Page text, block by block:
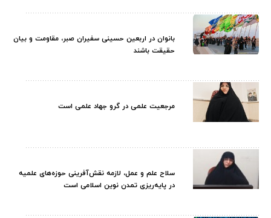
بانوان در اربعین حسینی سفیران صبر، مقاومت و بیان
حقیقت باشند
مرجعیت علمی در گرو جهاد علمی است
سلاح علم و عمل، لازمه نقش‌آفرینی حوزه‌های علمیه
در پایه‌ریزی تمدن نوین اسلامی است